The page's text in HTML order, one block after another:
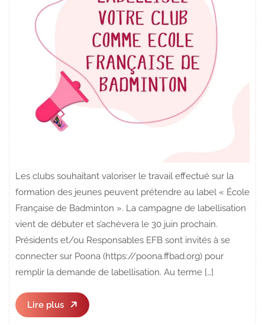
Les clubs souhaitant valoriser le travail effectué sur la
formation des jeunes peuvent prétendre au label « École
Française de Badminton ». La campagne de labellisation
vient de débuter et s’achèvera le 30 juin prochain.
Présidents et/ou Responsables EFB sont invités à se
connecter sur Poona (https://poona.ffbad.org) pour
remplir la demande de labellisation. Au terme […]
Lire plus
Lire
plus